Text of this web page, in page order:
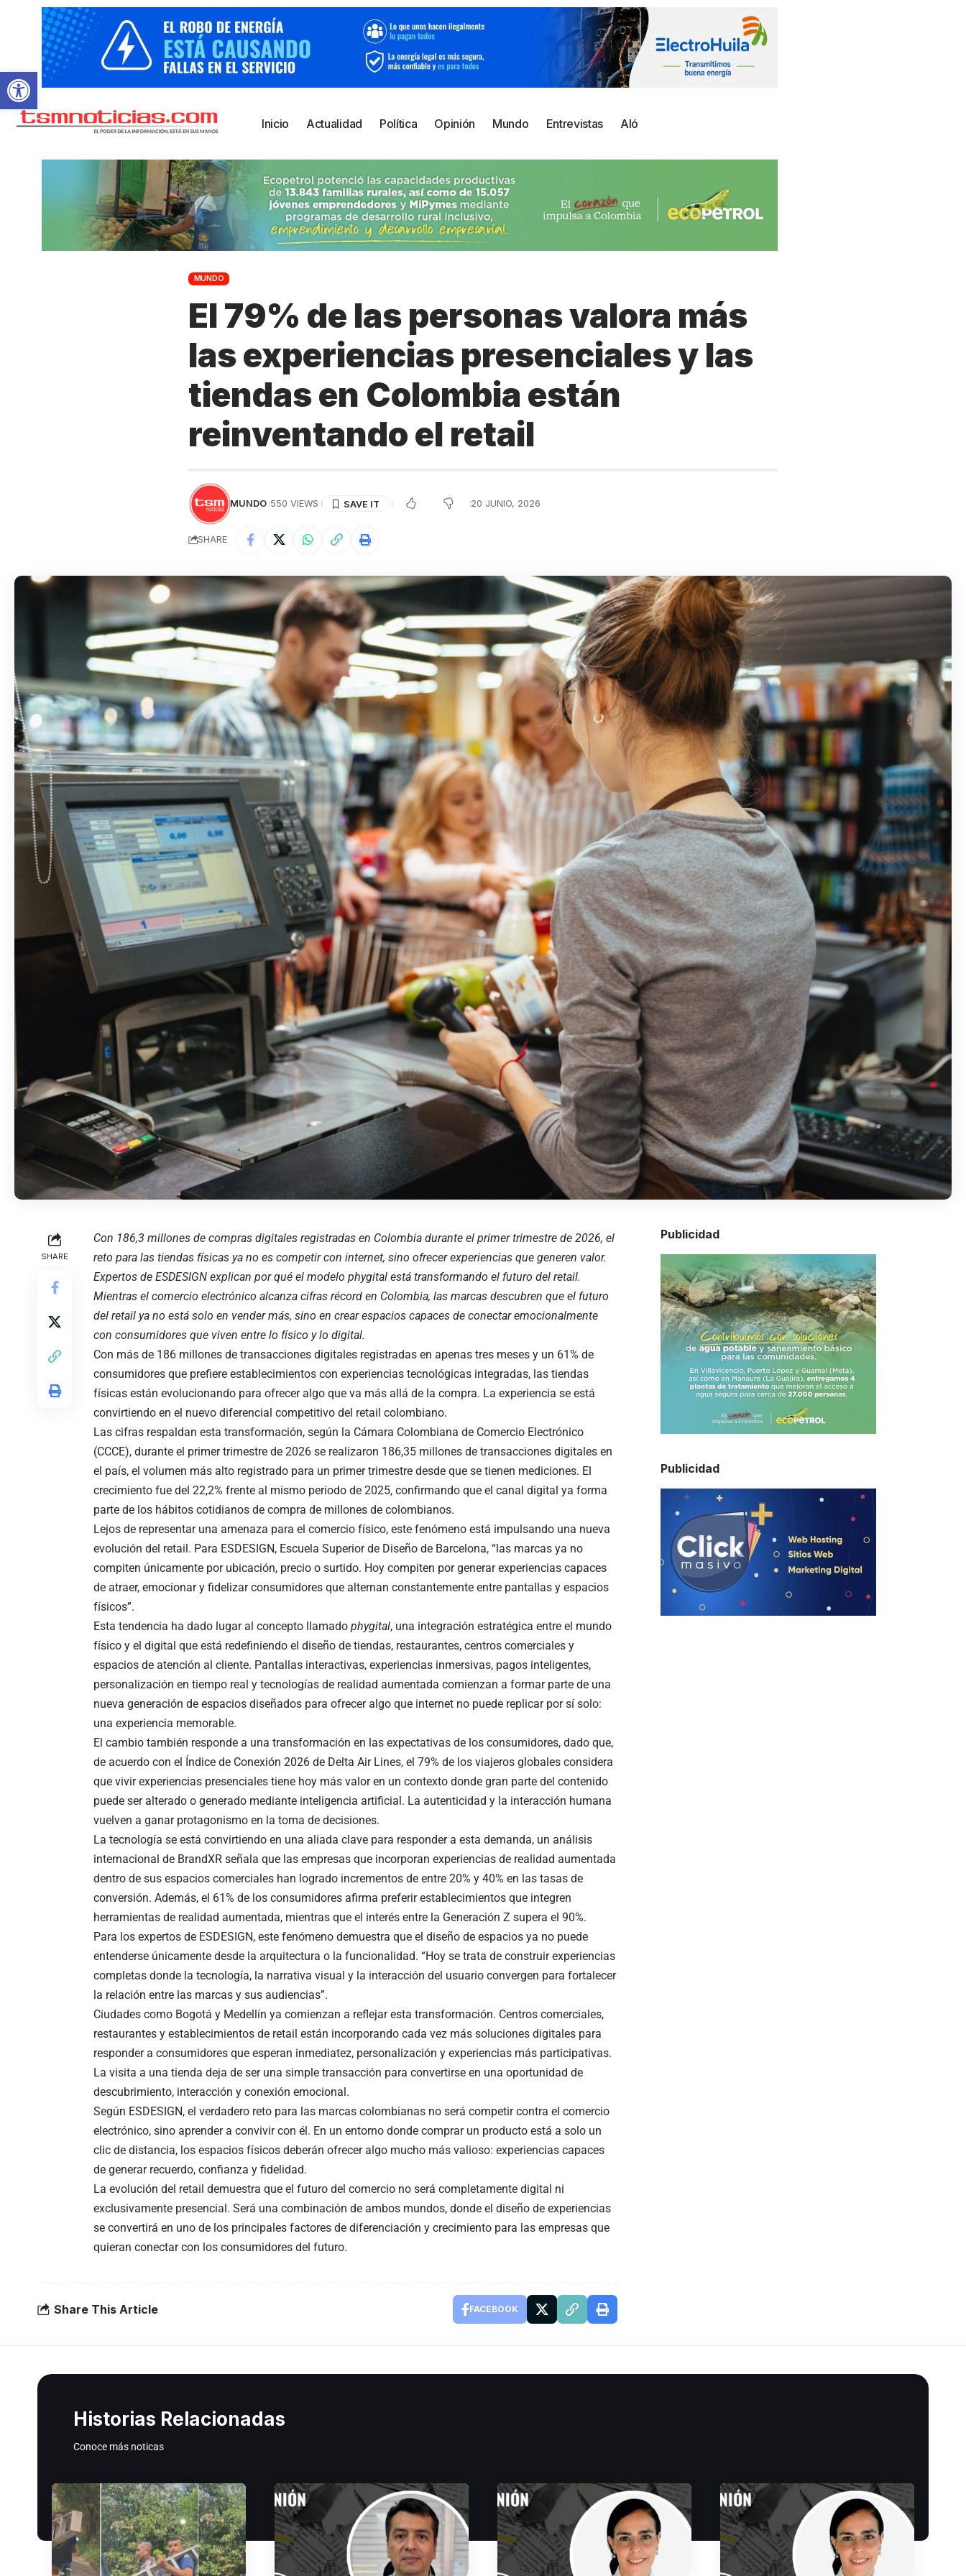
Abrir barra de herramientas
Inicio Actualidad Política Opinión Mundo Entrevistas Aló
MUNDO
El 79% de las personas valora más
las experiencias presenciales y las
tiendas en Colombia están
reinventando el retail
MUNDO 550 VIEWS 20 JUNIO, 2026
SHARE
SHARE
Con 186,3 millones de compras digitales registradas en Colombia durante el primer trimestre de 2026, el
reto para las tiendas físicas ya no es competir con internet, sino ofrecer experiencias que generen valor.
Expertos de ESDESIGN explican por qué el modelo phygital está transformando el futuro del retail.
Mientras el comercio electrónico alcanza cifras récord en Colombia, las marcas descubren que el futuro
del retail ya no está solo en vender más, sino en crear espacios capaces de conectar emocionalmente
con consumidores que viven entre lo físico y lo digital.
Con más de 186 millones de transacciones digitales registradas en apenas tres meses y un 61% de
consumidores que prefiere establecimientos con experiencias tecnológicas integradas, las tiendas
físicas están evolucionando para ofrecer algo que va más allá de la compra. La experiencia se está
convirtiendo en el nuevo diferencial competitivo del retail colombiano.
Las cifras respaldan esta transformación, según la Cámara Colombiana de Comercio Electrónico
(CCCE), durante el primer trimestre de 2026 se realizaron 186,35 millones de transacciones digitales en
el país, el volumen más alto registrado para un primer trimestre desde que se tienen mediciones. El
crecimiento fue del 22,2% frente al mismo periodo de 2025, confirmando que el canal digital ya forma
parte de los hábitos cotidianos de compra de millones de colombianos.
Lejos de representar una amenaza para el comercio físico, este fenómeno está impulsando una nueva
evolución del retail. Para ESDESIGN, Escuela Superior de Diseño de Barcelona, “las marcas ya no
compiten únicamente por ubicación, precio o surtido. Hoy compiten por generar experiencias capaces
de atraer, emocionar y fidelizar consumidores que alternan constantemente entre pantallas y espacios
físicos”.
Esta tendencia ha dado lugar al concepto llamado phygital, una integración estratégica entre el mundo
físico y el digital que está redefiniendo el diseño de tiendas, restaurantes, centros comerciales y
espacios de atención al cliente. Pantallas interactivas, experiencias inmersivas, pagos inteligentes,
personalización en tiempo real y tecnologías de realidad aumentada comienzan a formar parte de una
nueva generación de espacios diseñados para ofrecer algo que internet no puede replicar por sí solo:
una experiencia memorable.
El cambio también responde a una transformación en las expectativas de los consumidores, dado que,
de acuerdo con el Índice de Conexión 2026 de Delta Air Lines, el 79% de los viajeros globales considera
que vivir experiencias presenciales tiene hoy más valor en un contexto donde gran parte del contenido
puede ser alterado o generado mediante inteligencia artificial. La autenticidad y la interacción humana
vuelven a ganar protagonismo en la toma de decisiones.
La tecnología se está convirtiendo en una aliada clave para responder a esta demanda, un análisis
internacional de BrandXR señala que las empresas que incorporan experiencias de realidad aumentada
dentro de sus espacios comerciales han logrado incrementos de entre 20% y 40% en las tasas de
conversión. Además, el 61% de los consumidores afirma preferir establecimientos que integren
herramientas de realidad aumentada, mientras que el interés entre la Generación Z supera el 90%.
Para los expertos de ESDESIGN, este fenómeno demuestra que el diseño de espacios ya no puede
entenderse únicamente desde la arquitectura o la funcionalidad. “Hoy se trata de construir experiencias
completas donde la tecnología, la narrativa visual y la interacción del usuario convergen para fortalecer
la relación entre las marcas y sus audiencias”.
Ciudades como Bogotá y Medellín ya comienzan a reflejar esta transformación. Centros comerciales,
restaurantes y establecimientos de retail están incorporando cada vez más soluciones digitales para
responder a consumidores que esperan inmediatez, personalización y experiencias más participativas.
La visita a una tienda deja de ser una simple transacción para convertirse en una oportunidad de
descubrimiento, interacción y conexión emocional.
Según ESDESIGN, el verdadero reto para las marcas colombianas no será competir contra el comercio
electrónico, sino aprender a convivir con él. En un entorno donde comprar un producto está a solo un
clic de distancia, los espacios físicos deberán ofrecer algo mucho más valioso: experiencias capaces
de generar recuerdo, confianza y fidelidad.
La evolución del retail demuestra que el futuro del comercio no será completamente digital ni
exclusivamente presencial. Será una combinación de ambos mundos, donde el diseño de experiencias
se convertirá en uno de los principales factores de diferenciación y crecimiento para las empresas que
quieran conectar con los consumidores del futuro.
Share This Article FACEBOOK
Publicidad
Publicidad
Historias Relacionadas
Conoce más noticas